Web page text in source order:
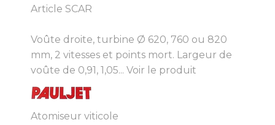
Article SCAR
Voûte droite, turbine Ø 620, 760 ou 820
mm, 2 vitesses et points mort. Largeur de
voûte de 0,91, 1,05... Voir le produit
Atomiseur viticole